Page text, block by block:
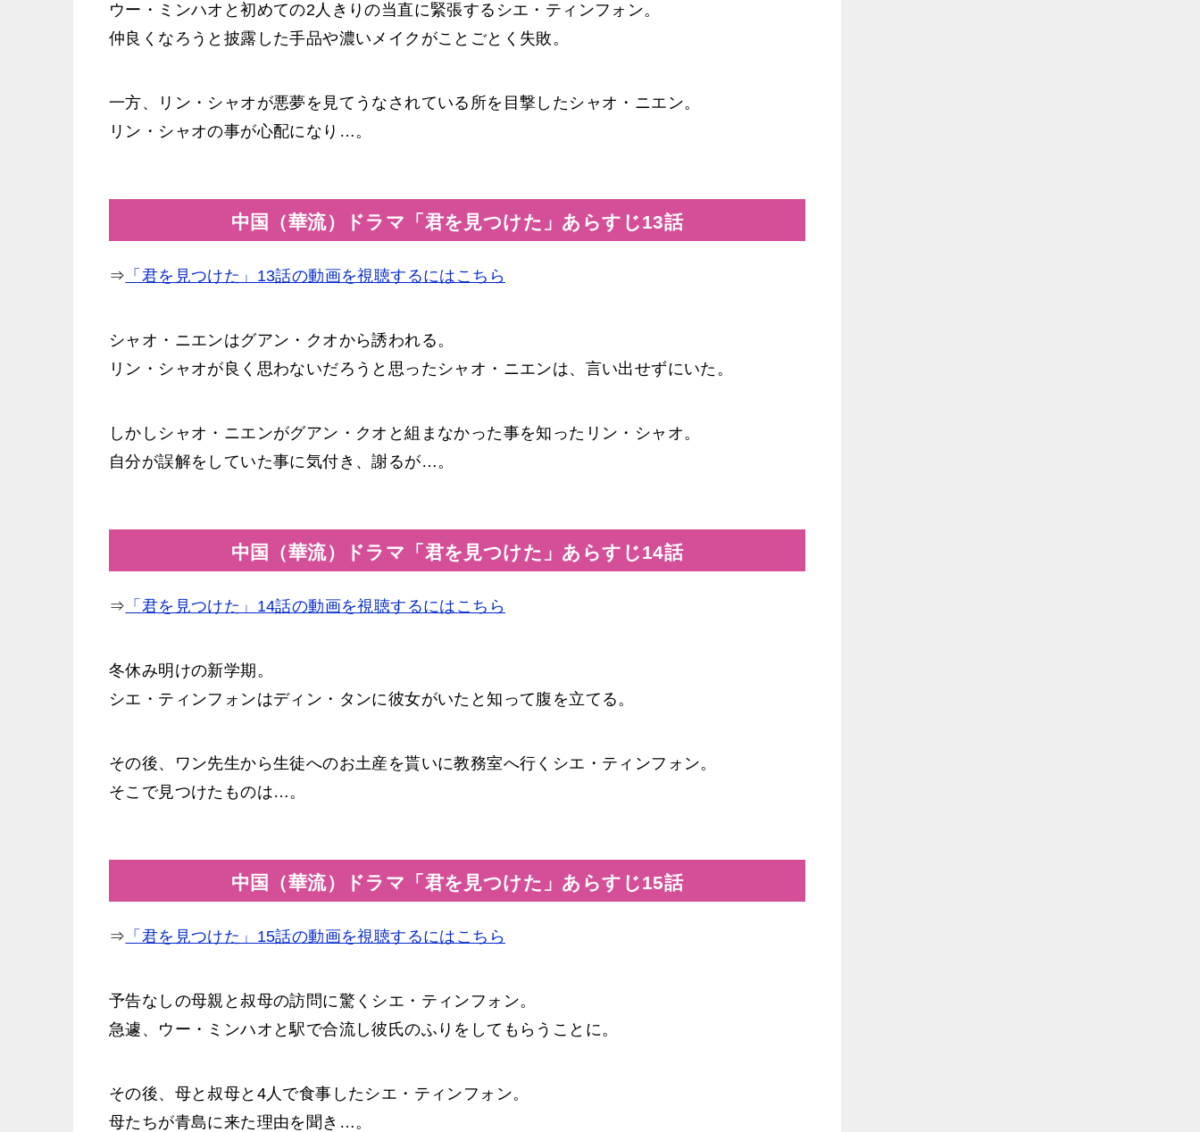
ウー・ミンハオと初めての2人きりの当直に緊張するシエ・ティンフォン。
仲良くなろうと披露した手品や濃いメイクがことごとく失敗。
一方、リン・シャオが悪夢を見てうなされている所を目撃したシャオ・ニエン。
リン・シャオの事が心配になり…。
中国（華流）ドラマ「君を見つけた」あらすじ13話
⇒ 「君を見つけた」13話の動画を視聴するにはこちら
シャオ・ニエンはグアン・クオから誘われる。
リン・シャオが良く思わないだろうと思ったシャオ・ニエンは、言い出せずにいた。
しかしシャオ・ニエンがグアン・クオと組まなかった事を知ったリン・シャオ。
自分が誤解をしていた事に気付き、謝るが…。
中国（華流）ドラマ「君を見つけた」あらすじ14話
⇒ 「君を見つけた」14話の動画を視聴するにはこちら
冬休み明けの新学期。
シエ・ティンフォンはディン・タンに彼女がいたと知って腹を立てる。
その後、ワン先生から生徒へのお土産を貰いに教務室へ行くシエ・ティンフォン。
そこで見つけたものは…。
中国（華流）ドラマ「君を見つけた」あらすじ15話
⇒ 「君を見つけた」15話の動画を視聴するにはこちら
予告なしの母親と叔母の訪問に驚くシエ・ティンフォン。
急遽、ウー・ミンハオと駅で合流し彼氏のふりをしてもらうことに。
その後、母と叔母と4人で食事したシエ・ティンフォン。
母たちが青島に来た理由を聞き…。